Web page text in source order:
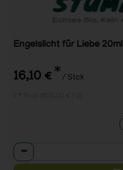
Engelslicht für Liebe 20ml
16,10 € * / Stck
Anzahl